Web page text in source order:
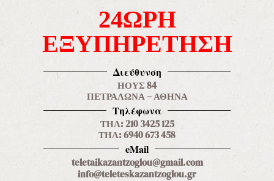
24ΩΡΗ
ΕΞΥΠΗΡΕΤΗΣΗ
Διεύθυνση
ΗΟΥΣ 84
ΠΕΤΡΑΛΩΝΑ – ΑΘΗΝΑ
Τηλέφωνα
ΤΗΛ: 210 3425 125
ΤΗΛ: 6940 673 458
eMail
teletaikazantzoglou@gmail.com
info@teleteskazantzoglou.gr